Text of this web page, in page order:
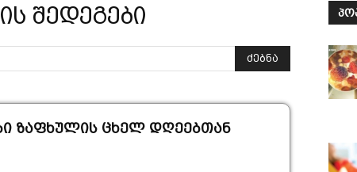
შედეგები
ძებნა
ზაფხულის ცხელ დღეებთან